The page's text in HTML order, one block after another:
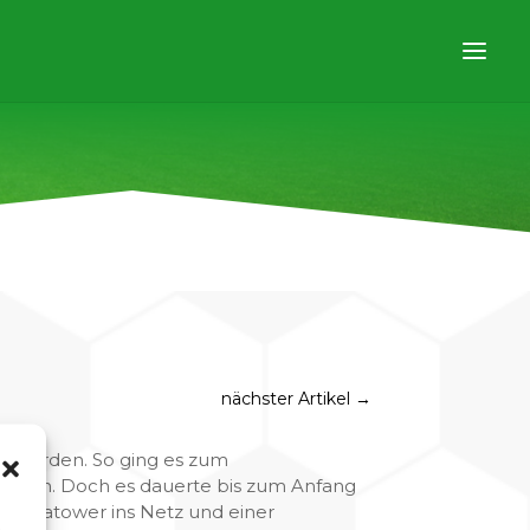
nächster Artikel →
werden. So ging es zum
sein. Doch es dauerte bis zum Anfang
Gatower ins Netz und einer